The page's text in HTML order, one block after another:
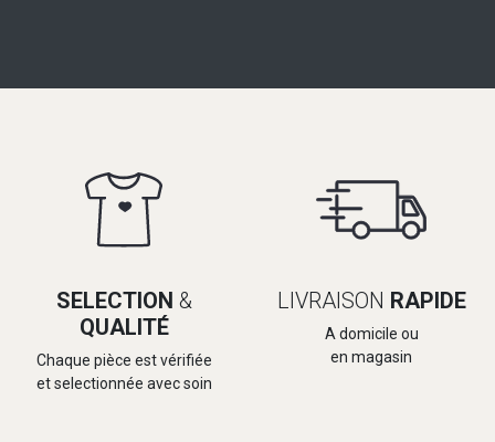
SELECTION &
QUALITÉ
Chaque pièce est vérifiée
et selectionnée avec soin
LIVRAISON RAPIDE
A domicile ou
en magasin